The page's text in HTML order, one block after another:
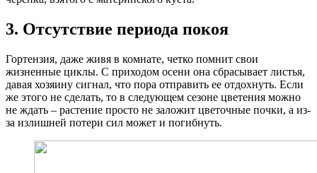
3. Отсутствие периода покоя
Гортензия, даже живя в комнате, четко помнит свои
жизненные циклы. С приходом осени она сбрасывает листья,
давая хозяину сигнал, что пора отправить ее отдохнуть. Если
же этого не сделать, то в следующем сезоне цветения можно
не ждать – растение просто не заложит цветочные почки, а из-
за излишней потери сил может и погибнуть.